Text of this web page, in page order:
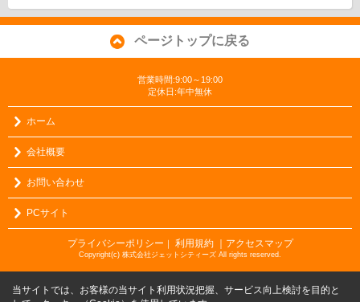
ページトップに戻る
営業時間:9:00～19:00
定休日:年中無休
ホーム
会社概要
お問い合わせ
PCサイト
プライバシーポリシー ｜ 利用規約 ｜アクセスマップ
Copyright(c) 株式会社ジェットシティーズ All rights reserved.
当サイトでは、お客様の当サイト利用状況把握、サービス向上検討を目的と